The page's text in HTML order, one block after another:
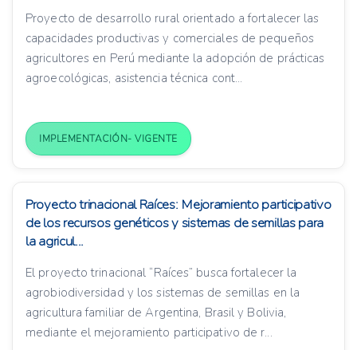
Proyecto de desarrollo rural orientado a fortalecer las
capacidades productivas y comerciales de pequeños
agricultores en Perú mediante la adopción de prácticas
agroecológicas, asistencia técnica cont...
IMPLEMENTACIÓN- VIGENTE
Proyecto trinacional Raíces: Mejoramiento participativo
de los recursos genéticos y sistemas de semillas para
la agricul...
El proyecto trinacional “Raíces” busca fortalecer la
agrobiodiversidad y los sistemas de semillas en la
agricultura familiar de Argentina, Brasil y Bolivia,
mediante el mejoramiento participativo de r...